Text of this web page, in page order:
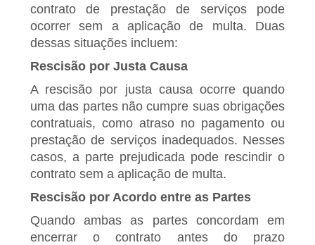
contrato de prestação de serviços pode
ocorrer sem a aplicação de multa. Duas
dessas situações incluem:
Rescisão por Justa Causa
A rescisão por justa causa ocorre quando
uma das partes não cumpre suas obrigações
contratuais, como atraso no pagamento ou
prestação de serviços inadequados. Nesses
casos, a parte prejudicada pode rescindir o
contrato sem a aplicação de multa.
Rescisão por Acordo entre as Partes
Quando ambas as partes concordam em
encerrar o contrato antes do prazo